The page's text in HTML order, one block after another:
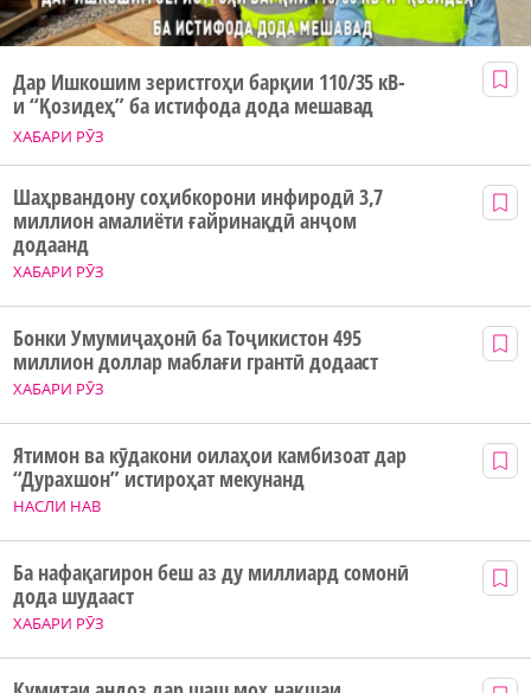
ХАБАРИ РӮЗ
Дар Ишкошим зеристгоҳи барқии 110/35 кВ-
и “Қозидеҳ” ба истифода дода мешавад
ХАБАРИ РӮЗ
Шаҳрвандону соҳибкорони инфиродӣ 3,7
миллион амалиёти ғайринақдӣ анҷом
додаанд
ХАБАРИ РӮЗ
Бонки Умумиҷаҳонӣ ба Тоҷикистон 495
миллион доллар маблағи грантӣ додааст
НАСЛИ НАВ
Ятимон ва кӯдакони оилаҳои камбизоат дар
“Дурахшон” истироҳат мекунанд
ХАБАРИ РӮЗ
Ба нафақагирон беш аз ду миллиард сомонӣ
дода шудааст